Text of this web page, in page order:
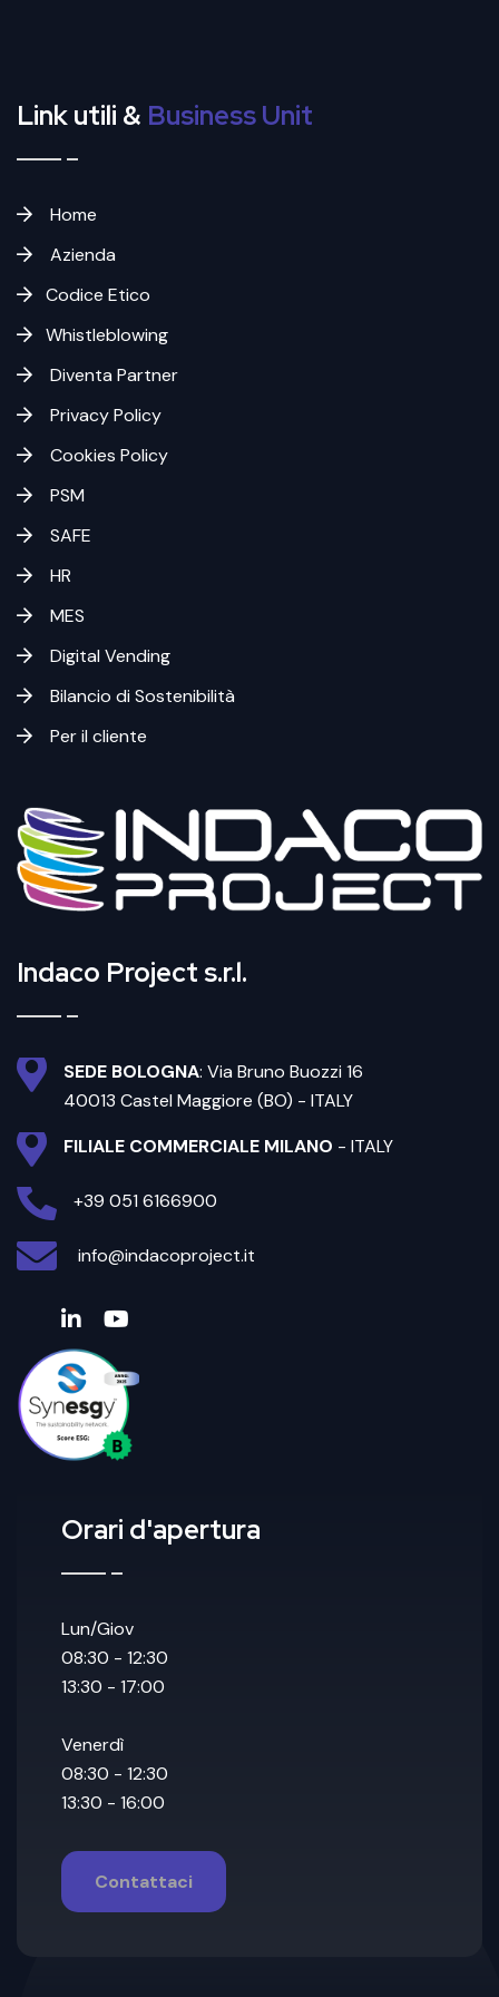
Link utili & Business Unit
Home
Azienda
Codice Etico
Whistleblowing
Diventa Partner
Privacy Policy
Cookies Policy
PSM
SAFE
HR
MES
Digital Vending
Bilancio di Sostenibilità
Per il cliente
Orari d'apertura
Lun/Giov
08:30 - 12:30
13:30 - 17:00
Venerdì
08:30 - 12:30
13:30 - 16:00
Contattaci
Indaco Project s.r.l.
SEDE BOLOGNA: Via Bruno Buozzi 16
40013 Castel Maggiore (BO) - ITALY
FILIALE COMMERCIALE MILANO - ITALY
+39 051 6166900
info@indacoproject.it